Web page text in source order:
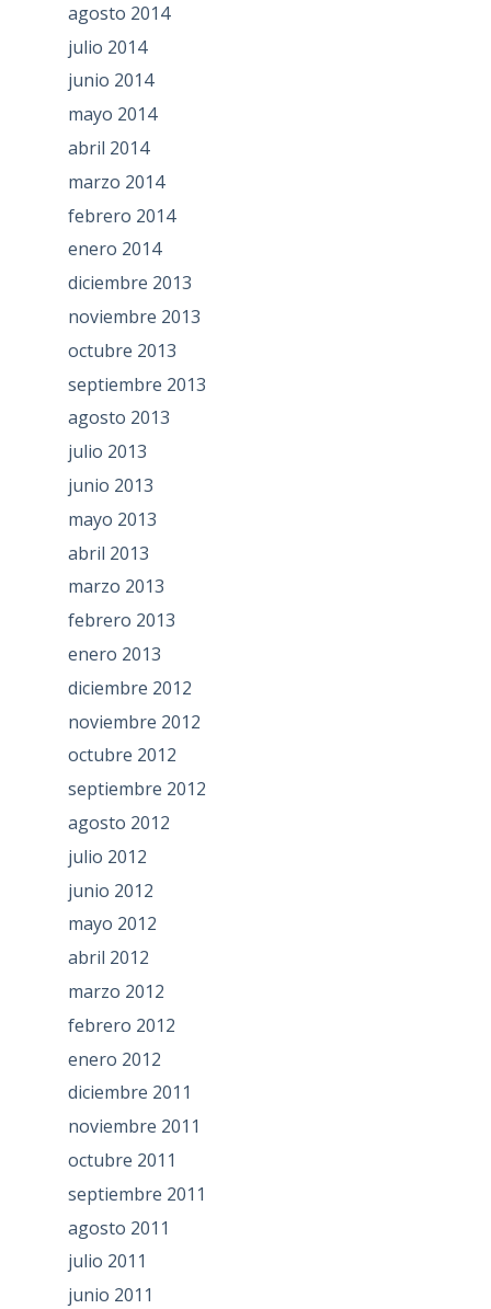
agosto 2014
julio 2014
junio 2014
mayo 2014
abril 2014
marzo 2014
febrero 2014
enero 2014
diciembre 2013
noviembre 2013
octubre 2013
septiembre 2013
agosto 2013
julio 2013
junio 2013
mayo 2013
abril 2013
marzo 2013
febrero 2013
enero 2013
diciembre 2012
noviembre 2012
octubre 2012
septiembre 2012
agosto 2012
julio 2012
junio 2012
mayo 2012
abril 2012
marzo 2012
febrero 2012
enero 2012
diciembre 2011
noviembre 2011
octubre 2011
septiembre 2011
agosto 2011
julio 2011
junio 2011